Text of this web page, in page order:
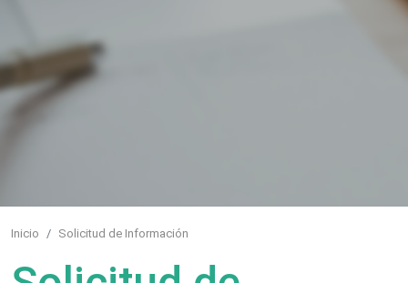
Inicio Solicitud de Información